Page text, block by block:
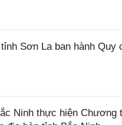
Sơn La ban hành
Ninh thực hiện